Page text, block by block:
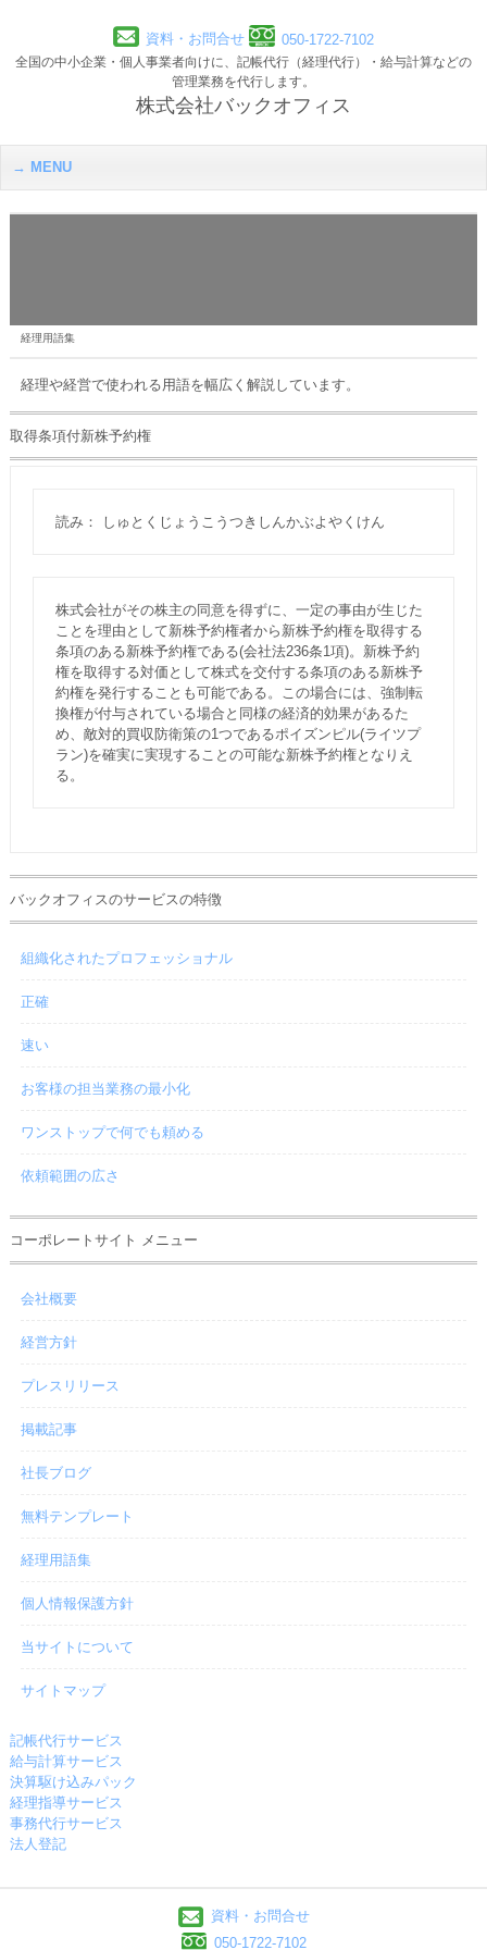
資料・お問合せ 050-1722-7102
全国の中小企業・個人事業者向けに、記帳代行（経理代行）・給与計算などの
管理業務を代行します。
株式会社バックオフィス
MENU
経理用語集
経理や経営で使われる用語を幅広く解説しています。
取得条項付新株予約権
読み： しゅとくじょうこうつきしんかぶよやくけん
株式会社がその株主の同意を得ずに、一定の事由が生じた
ことを理由として新株予約権者から新株予約権を取得する
条項のある新株予約権である(会社法236条1項)。新株予約
権を取得する対価として株式を交付する条項のある新株予
約権を発行することも可能である。この場合には、強制転
換権が付与されている場合と同様の経済的効果があるた
め、敵対的買収防衛策の1つであるポイズンピル(ライツプ
ラン)を確実に実現することの可能な新株予約権となりえ
る。
バックオフィスのサービスの特徴
組織化されたプロフェッショナル
正確
速い
お客様の担当業務の最小化
ワンストップで何でも頼める
依頼範囲の広さ
コーポレートサイト メニュー
会社概要
経営方針
プレスリリース
掲載記事
社長ブログ
無料テンプレート
経理用語集
個人情報保護方針
当サイトについて
サイトマップ
記帳代行サービス
給与計算サービス
決算駆け込みパック
経理指導サービス
事務代行サービス
法人登記
資料・お問合せ
050-1722-7102